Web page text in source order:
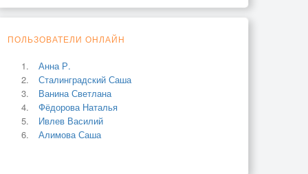
ПОЛЬЗОВАТЕЛИ ОНЛАЙН
Анна Р.
Сталинградский Саша
Ванина Светлана
Фёдорова Наталья
Ивлев Василий
Алимова Саша